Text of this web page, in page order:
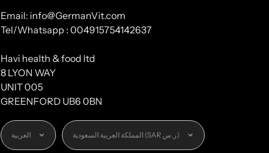
Email: info@GermanVit.com
Tel/Whatsapp : 004915754142637
Havi health & food ltd
8 LYON WAY
UNIT 005
GREENFORD UB6 0BN
اللغة
العربية العملة المملكة العربية السعودية (SAR ر.س)